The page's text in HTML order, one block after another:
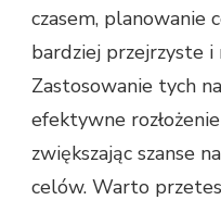
czasem, planowanie
bardziej przejrzyste i
Zastosowanie tych
efektywne
zwiększając szanse
celów. Warto